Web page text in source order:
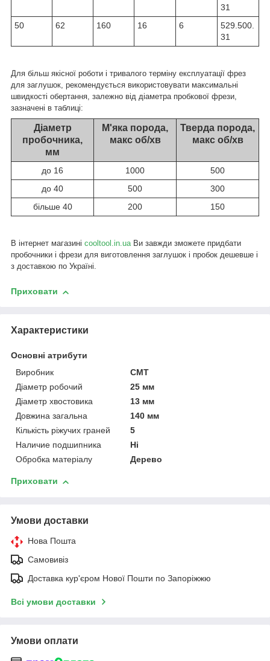
31
50
62 160 16 6
529.500.
31
Для більш якісної роботи і тривалого терміну експлуатації фрез
для заглушок, рекомендується використовувати максимальні
швидкості обертання, залежно від діаметра пробкової фрези,
зазначені в таблиці:
Діаметр
пробочника,
мм
М'яка порода,
макс об/хв
Тверда порода,
макс об/хв
до 16 1000
500
до 40
500
300
більше 40
200 150
В інтернет магазині cooltool.in.uaВи завжди зможете придбати
пробочники і фрези для виготовлення заглушок і пробок дешевше і
з доставкою по Україні.
Приховати
Характеристики
Основні атрибути
Виробник
CMT
Діаметр робочий
25 мм
Діаметр хвостовика
13 мм
Довжина загальна
140 мм
Кількість ріжучих граней
5
Наличие подшипника
Ні
Обробка матеріалу
Дерево
Приховати
Умови доставки
Нова Пошта
Самовивіз
Доставка кур'єром Нової Пошти по Запоріжжю
Всі умови доставки
Умови оплати